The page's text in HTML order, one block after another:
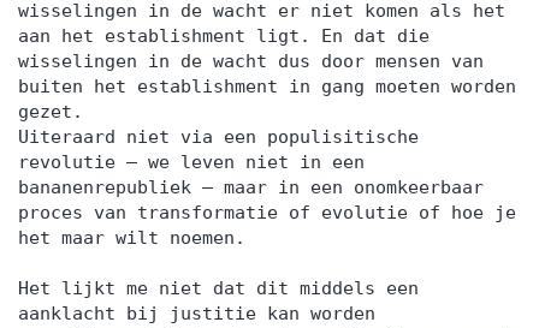
wisselingen in de wacht er niet komen als het
aan het establishment ligt. En dat die
wisselingen in de wacht dus door mensen van
buiten het establishment in gang moeten worden
gezet.
Uiteraard niet via een populisitische
revolutie – we leven niet in een
bananenrepubliek – maar in een onomkeerbaar
proces van transformatie of evolutie of hoe je
het maar wilt noemen.
Het lijkt me niet dat dit middels een
aanklacht bij justitie kan worden